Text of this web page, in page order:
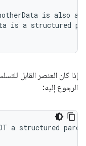
is also a
is a structured
إذا كان العنصر القابل
الرجوع إليه:
a structured